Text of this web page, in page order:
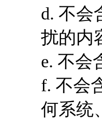
d. 不会
扰的内
e. 不会
f. 不会
何系统